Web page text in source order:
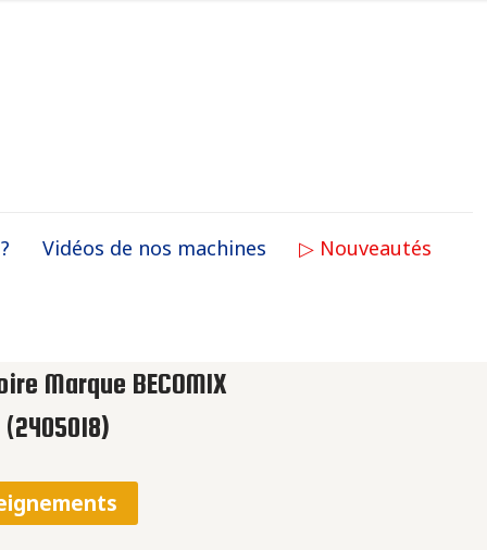
Vidéos de nos machines ▷ Nouveautés
Marque BECOMIX